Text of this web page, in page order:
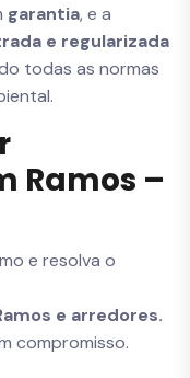
garantia, e a
e regularizada
todas as normas
Ramos –
e resolva o
e arredores.
compromisso.